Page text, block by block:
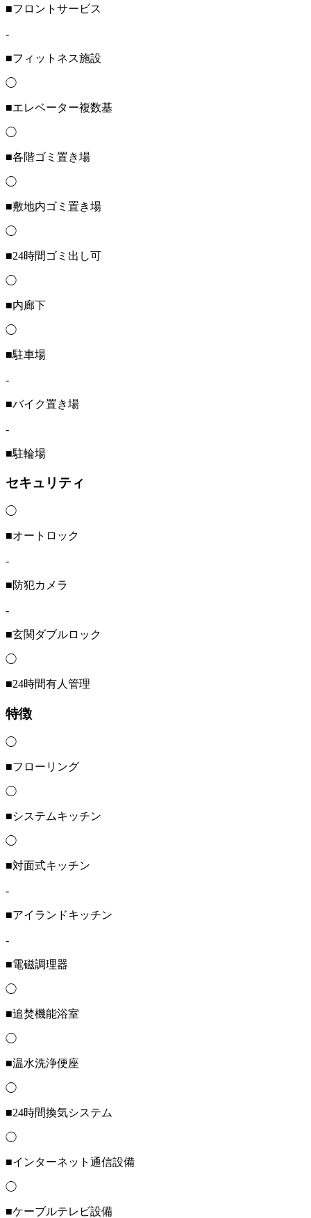
■フロントサービス
-
■フィットネス施設
◯
■エレベーター複数基
◯
■各階ゴミ置き場
◯
■敷地内ゴミ置き場
◯
■24時間ゴミ出し可
◯
■内廊下
◯
■駐車場
-
■バイク置き場
-
■駐輪場
セキュリティ
◯
■オートロック
-
■防犯カメラ
-
■玄関ダブルロック
◯
■24時間有人管理
特徴
◯
■フローリング
◯
■システムキッチン
◯
■対面式キッチン
-
■アイランドキッチン
-
■電磁調理器
◯
■追焚機能浴室
◯
■温水洗浄便座
◯
■24時間換気システム
◯
■インターネット通信設備
◯
■ケーブルテレビ設備